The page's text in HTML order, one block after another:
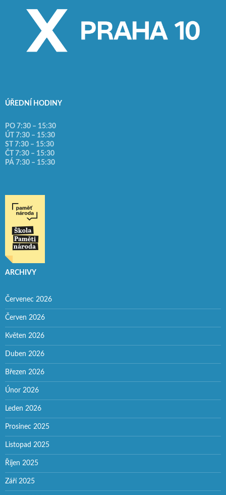
ÚŘEDNÍ HODINY
PO 7:30 – 15:30
ÚT 7:30 – 15:30
ST 7:30 – 15:30
ČT 7:30 – 15:30
PÁ 7:30 – 15:30
ARCHIVY
Červenec 2026
Červen 2026
Květen 2026
Duben 2026
Březen 2026
Únor 2026
Leden 2026
Prosinec 2025
Listopad 2025
Říjen 2025
Září 2025